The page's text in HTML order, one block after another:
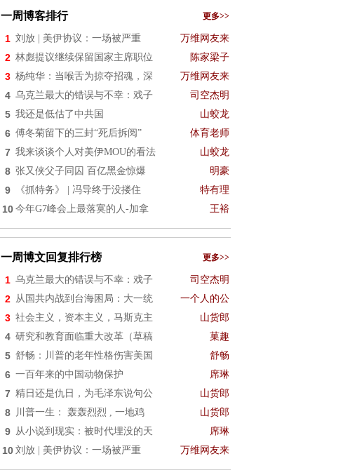
一周博客排行 更多>>
1 刘放 | 美伊协议：一场被严重 万维网友来
2 林彪提议继续保留国家主席职位 陈家梁子
3 杨纯华：当喉舌为掠夺招魂，深 万维网友来
4 乌克兰最大的错误与不幸：戏子 司空杰明
5 我还是低估了中共国 山蛟龙
6 傅冬菊留下的三封“死后拆阅” 体育老师
7 我来谈谈个人对美伊MOU的看法 山蛟龙
8 张又侠父子同囚 百亿黑金惊爆 明豪
9 《抓特务》 | 冯导终于没搂住 特有理
10 今年G7峰会上最落寞的人-加拿 王裕
一周博文回复排行榜 更多>>
1 乌克兰最大的错误与不幸：戏子 司空杰明
2 从国共内战到台海困局：大一统 一个人的公
3 社会主义，资本主义，马斯克主 山货郎
4 研究和教育面临重大改革（草稿 菓趣
5 舒畅：川普的老年性格伤害美国 舒畅
6 一百年来的中国动物保护 席琳
7 精日还是仇日，为毛泽东说句公 山货郎
8 川普一生： 轰轰烈烈 , 一地鸡 山货郎
9 从小说到现实：被时代埋没的天 席琳
10 刘放 | 美伊协议：一场被严重 万维网友来